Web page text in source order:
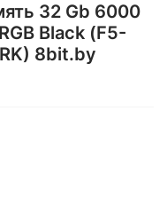
32 Gb 6000
Black (F5-
8bit.by